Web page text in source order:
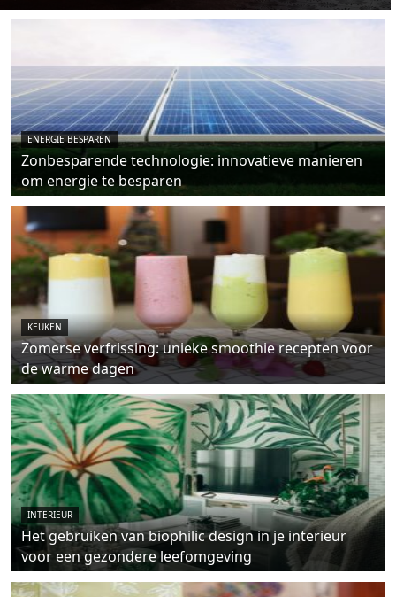
ENERGIE BESPAREN
Zonbesparende technologie: innovatieve manieren
om energie te besparen
KEUKEN
Zomerse verfrissing: unieke smoothie recepten voor
de warme dagen
INTERIEUR
Het gebruiken van biophilic design in je interieur
voor een gezondere leefomgeving